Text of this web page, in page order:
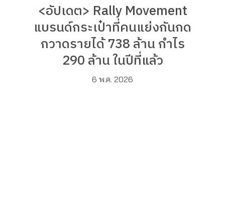
<อัปเดต> Rally Movement
แบรนด์กระเป๋าที่คนแย่งกันกด
กวาดรายได้ 738 ล้าน กำไร
290 ล้าน ในปีที่แล้ว
6 พ.ค. 2026